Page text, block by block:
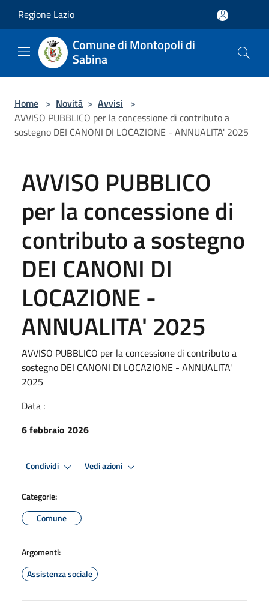
Regione Lazio
Comune di Montopoli di
Sabina
Home > Novità > Avvisi >
AVVISO PUBBLICO per la concessione di contributo a
sostegno DEI CANONI DI LOCAZIONE - ANNUALITA' 2025
AVVISO PUBBLICO
per la concessione di
contributo a sostegno
DEI CANONI DI
LOCAZIONE -
ANNUALITA' 2025
AVVISO PUBBLICO per la concessione di contributo a
sostegno DEI CANONI DI LOCAZIONE - ANNUALITA'
2025
Data :
6 febbraio 2026
Condividi Vedi azioni
Categorie:
Comune
Argomenti:
Assistenza sociale